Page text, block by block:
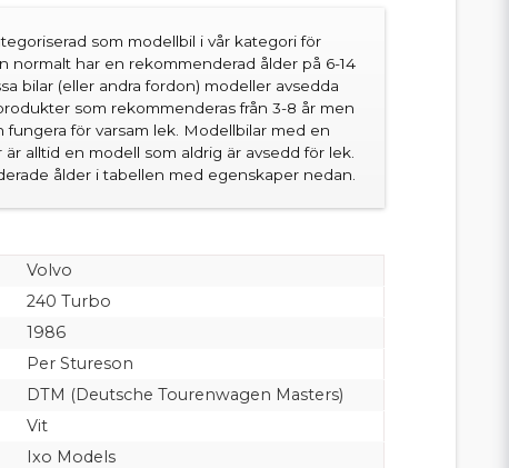
som modellbil i vår kategori för
normalt har en rekommenderad ålder på 6-14
bilar (eller andra fordon) modeller avsedda
som rekommenderas från 3-8 år men
fungera för varsam lek. Modellbilar med en
alltid en modell som aldrig är avsedd för lek.
ålder i tabellen med egenskaper nedan.
Volvo
240 Turbo
1986
Per Stureson
DTM (Deutsche Tourenwagen Masters)
Vit
Ixo Models